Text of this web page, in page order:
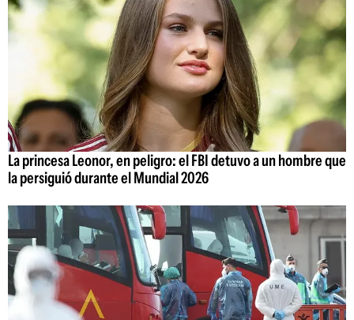
La princesa Leonor, en peligro: el FBI detuvo a un hombre que
la persiguió durante el Mundial 2026